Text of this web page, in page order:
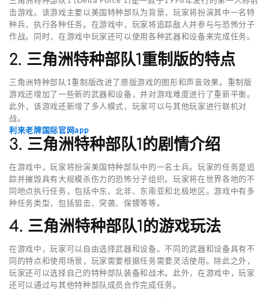
击游戏。该游戏主要以美国特种部队为背景，玩家将扮演其中一名特
种兵，执行各种任务。在游戏中，玩家将追踪敌人并参与与恐怖分子
作战。同时，在游戏中玩家还可以使用各种武器和设备来完成任务。
2. 三角洲特种部队1重制版的特点
三角洲特种部队1重制版改进了原版游戏的图形和声音效果。重制版
游戏还增加了一些新的武器和设备，并对游戏难度进行了重新平衡。
此外，该游戏还新增了多人模式，玩家可以与其他玩家进行联机对
战。
利来老牌国际官网app
3. 三角洲特种部队1的剧情介绍
在游戏中，玩家将扮演美国特种部队中的一名士兵。玩家的任务是追
踪并摧毁具有大规模杀伤力的恐怖分子组织。玩家将在世界各地的不
同地点执行任务，包括中东、北非、东南亚和北极地区。游戏中有多
种任务类型，包括狙击、突袭、保镖等等。
4. 三角洲特种部队1的游戏玩法
在游戏中，玩家可以自由选择武器和设备。不同的武器和设备具有不
同的特点和使用场景，玩家需要根据任务需要灵活使用。除此之外，
玩家还可以选择自己的特种部队装备和战术。此外，在游戏中，玩家
还可以通过与其他特种部队成员合作完成任务。